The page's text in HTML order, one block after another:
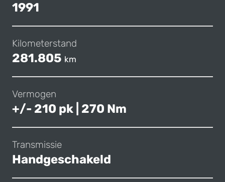
1991
Kilometerstand
281.805 km
Vermogen
+/- 210 pk | 270 Nm
Transmissie
Handgeschakeld